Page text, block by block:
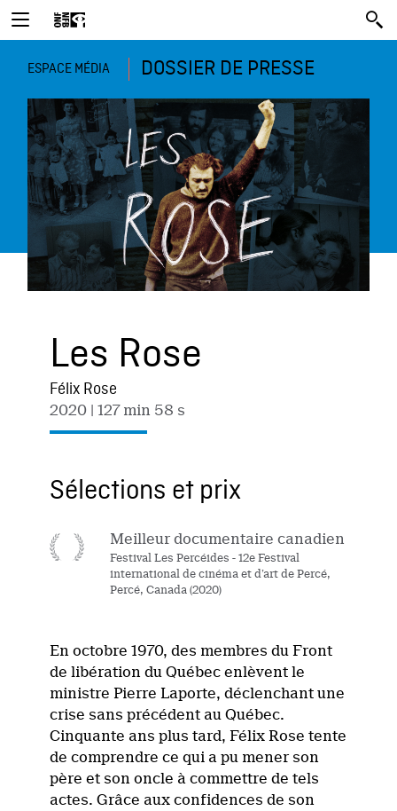
ESPACE MÉDIA DOSSIER DE PRESSE
Les Rose
Félix Rose
2020 | 127 min 58 s
Sélections et prix
Meilleur documentaire canadien
Festival Les Percéides - 12e Festival
international de cinéma et d’art de Percé,
Percé, Canada (2020)
En octobre 1970, des membres du Front
de libération du Québec enlèvent le
ministre Pierre Laporte, déclenchant une
crise sans précédent au Québec.
Cinquante ans plus tard, Félix Rose tente
de comprendre ce qui a pu mener son
père et son oncle à commettre de tels
actes. Grâce aux confidences de son